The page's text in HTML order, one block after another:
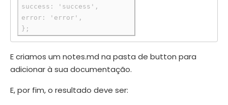
success: 'success',
error: 'error',
E criamos um notes.md na pasta de button para
adicionar à sua documentação.
E, por fim, o resultado deve ser: